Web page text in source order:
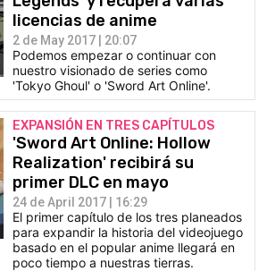
licencias de anime
2 de May 2017 | 20:07
Podemos empezar o continuar con
nuestro visionado de series como
'Tokyo Ghoul' o 'Sword Art Online'.
EXPANSIÓN EN TRES CAPÍTULOS
'Sword Art Online: Hollow
Realization' recibirá su
primer DLC en mayo
24 de April 2017 | 16:29
El primer capítulo de los tres planeados
para expandir la historia del videojuego
basado en el popular anime llegará en
poco tiempo a nuestras tierras.